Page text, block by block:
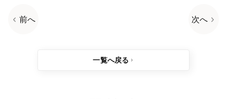
前へ 次へ
一覧へ戻る